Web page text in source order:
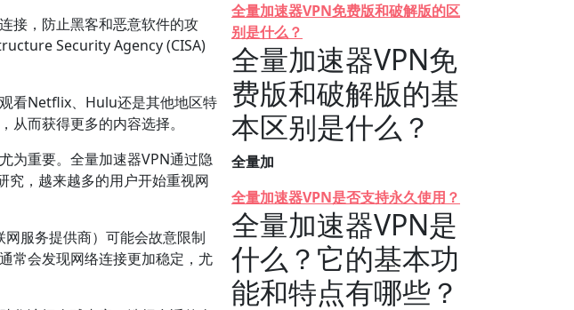
接，防止黑客和恶意软件的攻
Security Agency (CISA)
看Netflix、Hulu还是其他地区特
而获得更多的内容选择。
为重要。全量加速器VPN通过隐
，越来越多的用户开始重视网
服务提供商）可能会故意限制
常会发现网络连接更加稳定，尤
全量加速器VPN免费版和破解版的区
别是什么？
全量加速器VPN免
费版和破解版的基
本区别是什么？
全量加
全量加速器VPN是否支持永久使用？
全量加速器VPN是
什么？它的基本功
能和特点有哪些？